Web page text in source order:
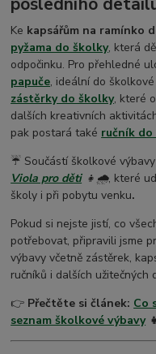
Ke kapsářům na ramínko
pyžama do školky, která
odpočinku. Pro přehledné
papuče, ideální do
zástěrky do školky, které
dalších kreativních
pak postará také ručník
☔ Součástí školkové
Viola pro děti👧🌧️, které
školy i při pobytu venku.
Pokud si nejste jistí, co
potřebovat, připravili jsme
výbavy včetně zástěrek,
ručníků i dalších užitečných
👉 Přečtěte si článek: Co
seznam školkové výbavy